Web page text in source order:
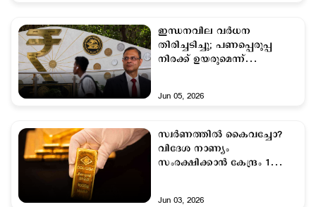
ഇന്ധനവില വർധന
തിരിച്ചടിച്ചു; പണപ്പെരുപ്പ
നിരക്ക് ഉയരുമെന്ന്
Jun 05, 2026
സ്വര്‍ണത്തില്‍ കൈവച്ചോ?
വിദേശ നാണ്യം
സംരക്ഷിക്കാന്‍ കേന്ദ്രം 1
Jun 03, 2026